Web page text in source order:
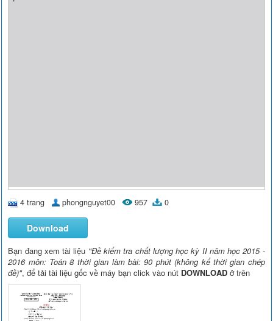
4 trang phongnguyet00 957 0
Download
Bạn đang xem tài liệu "Đề kiểm tra chất lượng học kỳ II năm học 2015 -
2016 môn: Toán 8 thời gian làm bài: 90 phút (không kể thời gian chép
đề)", để tải tài liệu gốc về máy bạn click vào nút DOWNLOAD ở trên